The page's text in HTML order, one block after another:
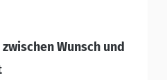
Wunsch und